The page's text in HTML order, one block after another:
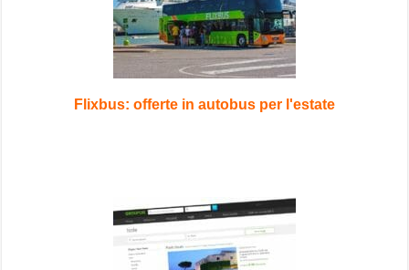
Flixbus: offerte in autobus per l'estate